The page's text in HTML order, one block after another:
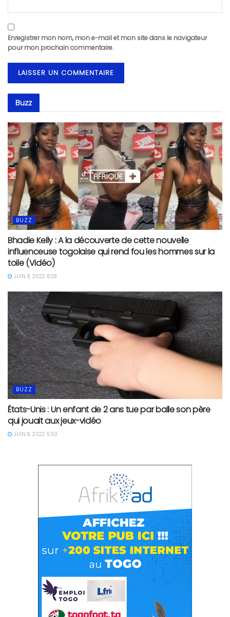
Enregistrer mon nom, mon e-mail et mon site dans le navigateur
pour mon prochain commentaire.
Buzz
BUZZ
Bhadie Kelly : A la découverte de cette nouvelle
influenceuse togolaise qui rend fou les hommes sur la
toile (Vidéo)
JUIN 8, 2022 6:28
BUZZ
États-Unis : Un enfant de 2 ans tue par balle son père
qui jouait aux jeux-vidéo
JUIN 8, 2022 5:50